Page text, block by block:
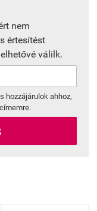
nem
értesítést
válilk.
hozzájárulok ahhoz,